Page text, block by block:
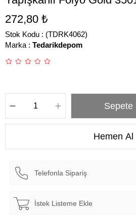
272,80 ₺
Stok Kodu
(TDRK4062)
Marka : Tedarikdepom
Telefonla Sipariş
İstek Listeme Ekle